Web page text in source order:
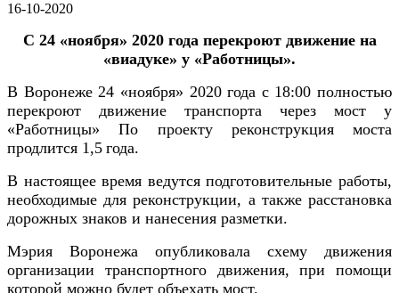
16-10-2020
С 24«ноября» 2020 года перекроют движение на
«виадуке» у «Работницы».
В Воронеже24 «ноября» 2020 года с 18:00 полностью
перекроют движениетранспорта черезмост у
«Работницы»По проекту реконструкция моста
продлится 1,5 года.
В настоящее время ведутся подготовительные работы,
необходимые для реконструкции, а также расстановка
дорожных знаков и нанесения разметки.
Мэрия Воронежа опубликовала схему движения
организации транспортного движения, при помощи
которой можно будет объехать мост.